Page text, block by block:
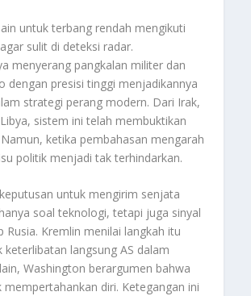
untuk terbang rendah mengikuti
sulit di deteksi radar.
menyerang pangkalan militer dan
dengan presisi tinggi menjadikannya
strategi perang modern. Dari Irak,
sistem ini telah membuktikan
ketika pembahasan mengarah
politik menjadi tak terhindarkan.
untuk mengirim senjata
soal teknologi, tetapi juga sinyal
Rusia. Kremlin menilai langkah itu
keterlibatan langsung AS dalam
Washington berargumen bahwa
mempertahankan diri. Ketegangan ini